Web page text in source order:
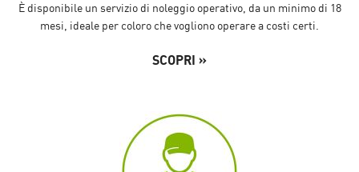
È disponibile un servizio di noleggio operativo, da un minimo di 18
mesi, ideale per coloro che vogliono operare a costi certi.
SCOPRI »